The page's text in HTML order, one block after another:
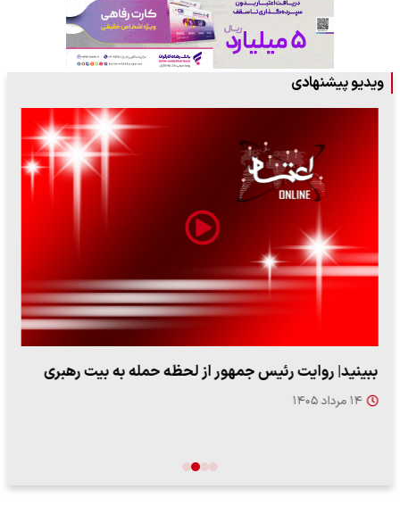
ویدیو پیشنهادی
ببینید| روایت رئیس جمهور از لحظه حمله به بیت رهبری
۱۴ مرداد ۱۴۰۵